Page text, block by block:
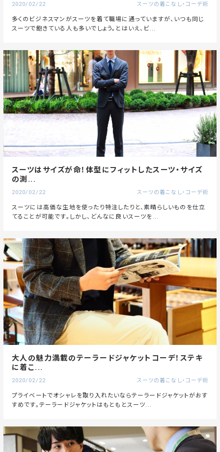
2020/02/22 スーツの着こなし・コーデ術
多くのビジネスマンがスーツを着て職場に通っていますが、いつも同じ
スーツで飽きている人も多いでしょう。とはいえ、ビ...
スーツはサイズが命！体型にフィットしたスーツ・サイズ
の測...
2020/02/22 スーツの着こなし・コーデ術
スーツには高価な生地を使ったり特注したりと、素晴らしいものを仕立
てることが可能です。しかし、どんなに良いスーツを...
大人の魅力満載のテーラードジャケットコーデ！ステキ
に着こ...
2020/02/22 スーツの着こなし・コーデ術
プライベートでオシャレを取り入れたいならテーラードジャケットがおす
すめです。テーラードジャケットはもともとスーツ...